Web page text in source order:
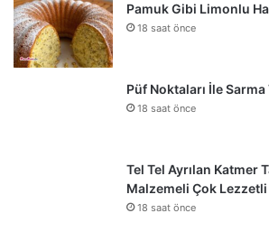
Pamuk Gibi Limonlu
18 saat önce
Püf Noktaları İle
18 saat önce
Tel Tel Ayrılan Katmer
Malzemeli Çok
18 saat önce